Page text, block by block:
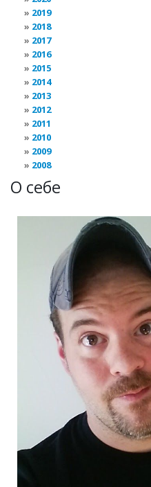
2019
2018
2017
2016
2015
2014
2013
2012
2011
2010
2009
2008
О себе